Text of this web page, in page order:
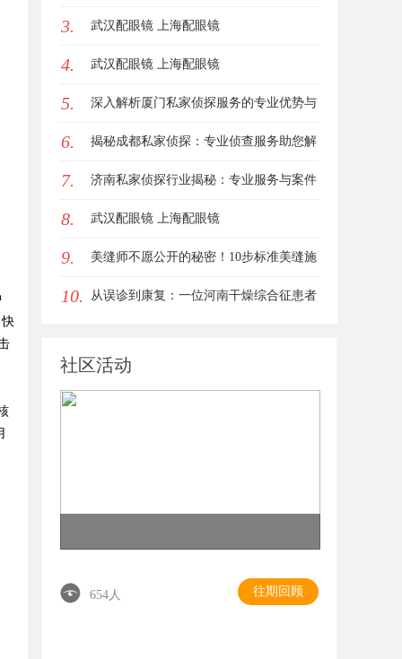
盛宴
3. 武汉配眼镜 上海配眼镜
4. 武汉配眼镜 上海配眼镜
5. 深入解析厦门私家侦探服务的专业优势与
实际应用
6. 揭秘成都私家侦探：专业侦查服务助您解
心中疑惑
7. 济南私家侦探行业揭秘：专业服务与案件
解析全方位指南
8. 武汉配眼镜 上海配眼镜
9. 美缝师不愿公开的秘密！10步标准美缝施
工流程
10. 从误诊到康复：一位河南干燥综合征患者
社区活动
654人 往期回顾